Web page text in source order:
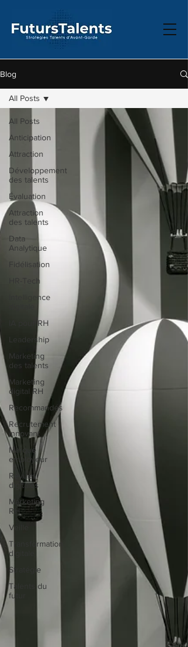
Blog
All Posts
Anticipation
Attraction
Développement
des talents
Évaluation
Attraction
des talents
Data
Analytique
Fidélisation
HR-Tech
Intelligence
IA pour RH
Leadership
Marketing
des talents
Marketing
digital RH
Recommandés
Recrutement
innovant
Marque
employeur
Revues
digitales
Marketing
RH
Veille
Transformation
digitale
Stratégie
Talents du
futur
All Posts